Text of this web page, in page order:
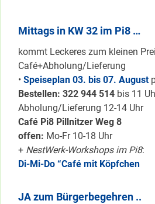
Mittags in KW 32 im Pi8 …
kommt Leckeres zum kleinen
Café+Abholung/Lieferung
• Speiseplan 03. bis 07. August
Bestellen: 322 944 514 bis 11
Abholung/Lieferung 12-14 Uhr
Café Pi8 Pillnitzer Weg 8
offen: Mo-Fr 10-18 Uhr
+ NestWerk-Workshops im Pi8:
Di-Mi-Do “Café mit Köpfchen
JA zum Bürgerbegehren ..